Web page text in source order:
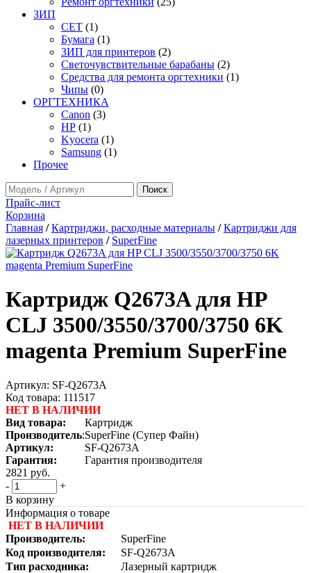
ЗИП
CET (1)
Бумага (1)
ЗИП для принтеров (2)
Светочувствительные барабаны (2)
Средства для ремонта оргтехники (1)
Чипы (0)
ОРГТЕХНИКА
Canon (3)
HP (1)
Kyocera (1)
Samsung (1)
Прочее
Прайс-лист
Корзина
Главная / Картриджи, расходные материалы / Картриджи для
лазерных принтеров / SuperFine
Картридж Q2673A для HP
CLJ 3500/3550/3700/3750 6K
magenta Premium SuperFine
Артикул: SF-Q2673A
Код товара: 111517
НЕТ В НАЛИЧИИ
Вид товара:
Картридж
Производитель:SuperFine (Супер Файн)
Артикул:
SF-Q2673A
Гарантия:
Гарантия производителя
2821 руб.
-
+
В корзину
Информация о товаре
НЕТ В НАЛИЧИИ
Производитель:
SuperFine
Код производителя:
SF-Q2673A
Тип расходника:
Лазерный картридж